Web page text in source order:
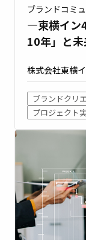
ブランドコミ
―東横イン
10年」と
株式会社東横
ブランドクリ
プロジェクト